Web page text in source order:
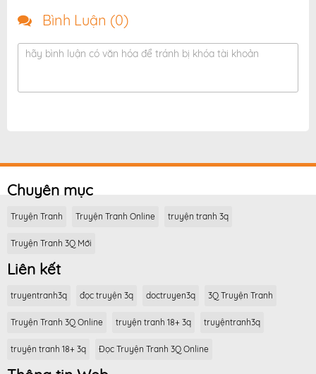
Bình Luận (0)
hãy bình luận có văn hóa để tránh bị khóa tài khoản
Chuyên mục
Truyện Tranh Truyện Tranh Online truyện tranh 3q
Truyện Tranh 3Q Mới
Liên kết
truyentranh3q đọc truyện 3q doctruyen3q 3Q Truyện Tranh
Truyện Tranh 3Q Online truyện tranh 18+ 3q truyệntranh3q
truyện tranh 18+ 3q Đọc Truyện Tranh 3Q Online